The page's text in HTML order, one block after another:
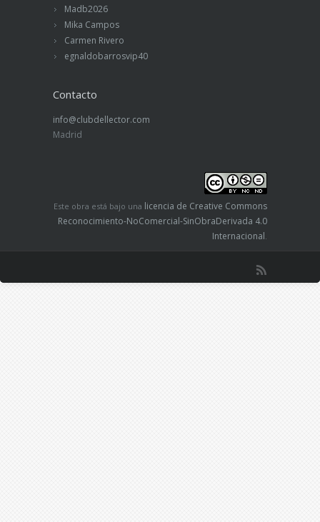
Madb2026
Mika Campos
Carmen Rivero
egnaldobarrosvip40
Contacto
info@clubdellector.com
Madrid
Este obra está bajo una licencia de Creative Commons
Reconocimiento-NoComercial-SinObraDerivada 4.0
Internacional